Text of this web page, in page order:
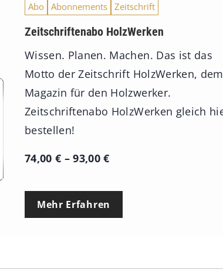
Abo Abonnements Zeitschrift
Zeitschriftenabo HolzWerken
Wissen. Planen. Machen. Das ist das
Motto der Zeitschrift HolzWerken, dem
Magazin für den Holzwerker.
Zeitschriftenabo HolzWerken gleich
bestellen!
74,00 € –93,00€P
e
Mehr Erfahren